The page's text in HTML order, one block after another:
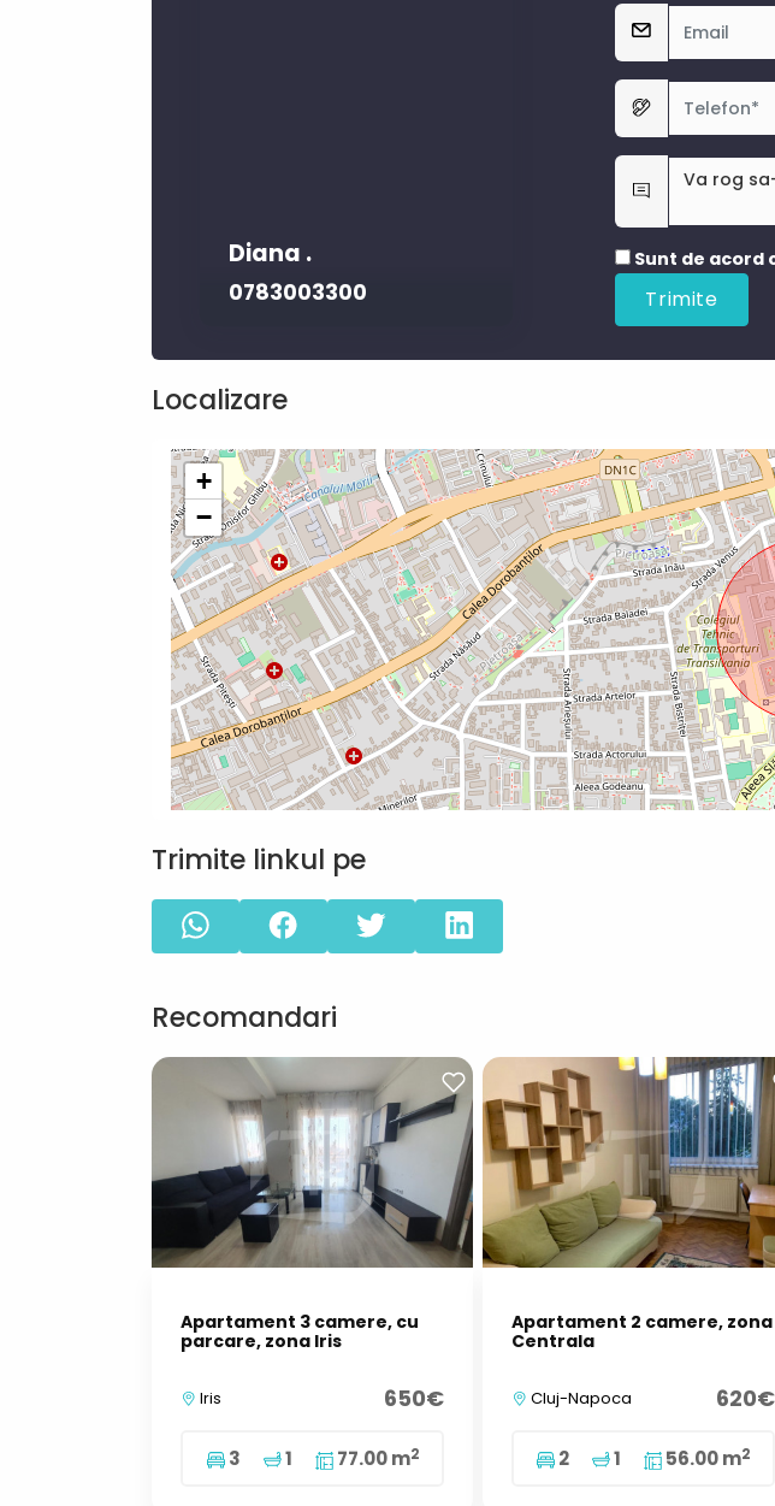
Diana .
0783003300
Sunt de acord
Localizare
+
−
Trimite linkul pe
Recomandari
Apartament 3 camere, cu
parcare, zona Iris
Iris 650€
3 1 77.00 m2
Apartament 2 camere, zona
Centrala
Cluj-Napoca 620€
2 1 56.00 m2